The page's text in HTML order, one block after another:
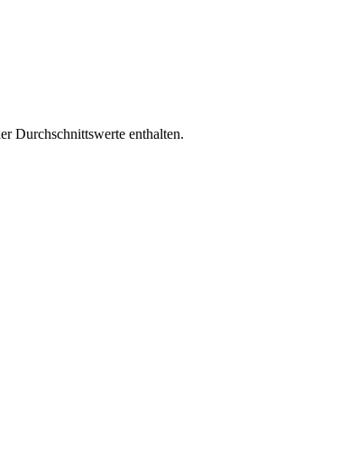
Durchschnittswerte enthalten.